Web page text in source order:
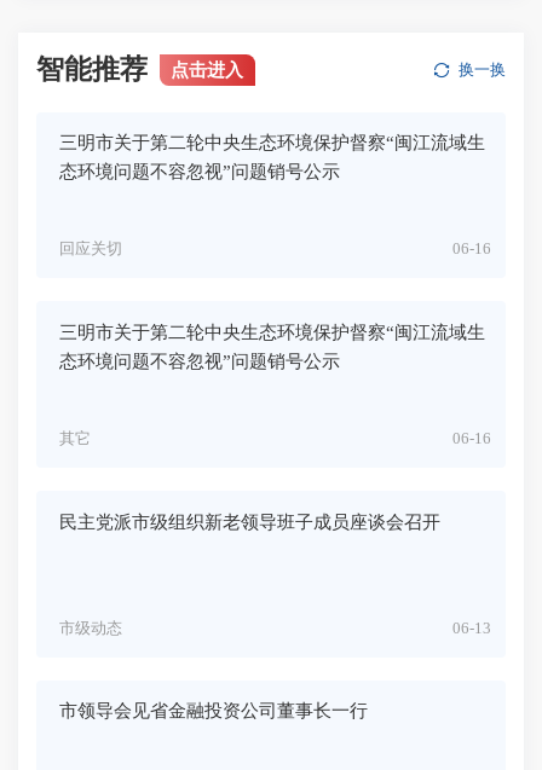
智能推荐 点击进入 换一换
三明市关于第二轮中央生态环境保护督察“闽江流域生
态环境问题不容忽视”问题销号公示
06-16
回应关切
三明市关于第二轮中央生态环境保护督察“闽江流域生
态环境问题不容忽视”问题销号公示
06-16
其它
民主党派市级组织新老领导班子成员座谈会召开
06-13
市级动态
市领导会见省金融投资公司董事长一行